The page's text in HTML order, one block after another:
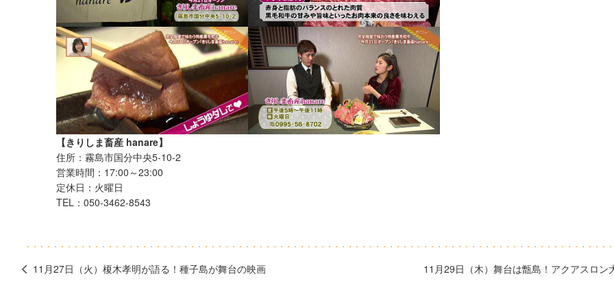
【きりしま畜産 hanare】
住所：霧島市国分中央5-10-2
営業時間：17:00～23:00
定休日：火曜日
TEL：050-3462-8543
11月27日（火）榎木孝明が語る！種子島が舞台の映画 11月29日（木）舞台は甑島！アクアスロン